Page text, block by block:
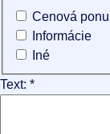
Cenová
Informácie
Iné
Text: *